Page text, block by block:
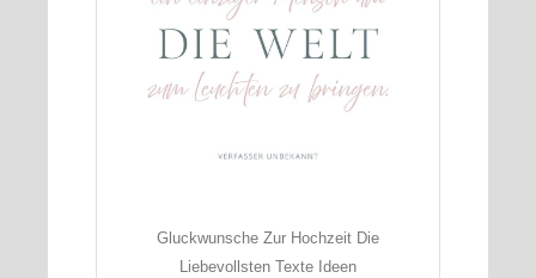
Gluckwunsche Zur Hochzeit Die
Liebevollsten Texte Ideen